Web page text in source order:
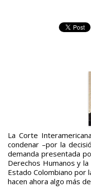
La Corte Interamericana de Derechos Humanos acaba de
condenar –por la
demanda presentada
Derechos Humanos y la
Estado Colombiano por
hacen ahora algo más